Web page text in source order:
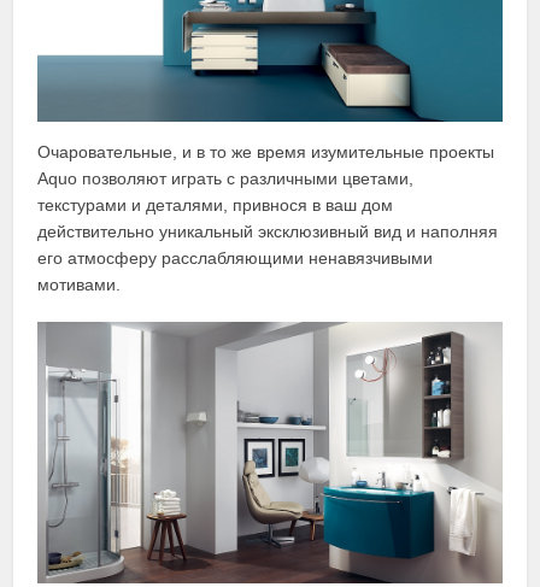
Очаровательные, и в то же время изумительные проекты
Aquo позволяют играть с различными цветами,
текстурами и деталями, привнося в ваш дом
действительно уникальный эксклюзивный вид и наполняя
его атмосферу расслабляющими ненавязчивыми
мотивами.